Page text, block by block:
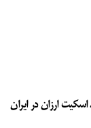
ارزان در ایران